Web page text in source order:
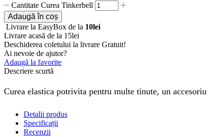
Cantitate Curea Tinkerbell
Adaugă în coș
Livrare la EasyBox de la 10lei
Livrare acasă de la 15lei
Deschiderea coletului la livrare Gratuit!
Ai nevoie de ajutor?
Adaugă la favorite
Descriere scurtă
Curea elastica potrivita pentru multe tinute, un
Detalii produs
Specificații
Recenzii